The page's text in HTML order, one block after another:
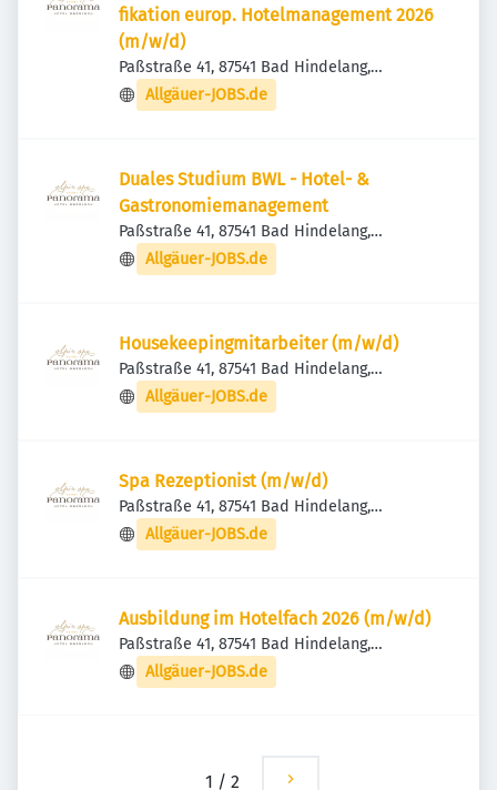
fikation europ. Hotel­management 2026
(m/w/d)
Paßstraße 41, 87541 Bad Hindelang,
Deutschland
Allgäuer-JOBS.de
Duales Studium BWL - Hotel- &
Gastronomiemanagement
Paßstraße 41, 87541 Bad Hindelang,
Deutschland
Allgäuer-JOBS.de
Housekeepingmitarbeiter (m/w/d)
Paßstraße 41, 87541 Bad Hindelang,
Deutschland
Allgäuer-JOBS.de
Spa Rezeptionist (m/w/d)
Paßstraße 41, 87541 Bad Hindelang,
Deutschland
Allgäuer-JOBS.de
Ausbildung im Hotelfach 2026 (m/w/d)
Paßstraße 41, 87541 Bad Hindelang,
Deutschland
Allgäuer-JOBS.de
1 / 2